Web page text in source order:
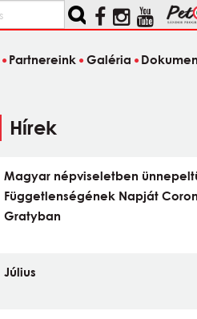
Partnereink Galéria
Hírek
Magyar népviseletben
Függetlenségének Napját
Gratyban
Július